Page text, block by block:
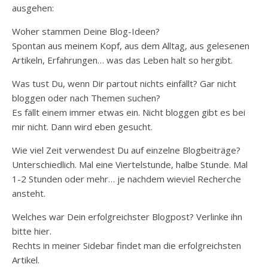
ausgehen:
Woher stammen Deine Blog-Ideen?
Spontan aus meinem Kopf, aus dem Alltag, aus gelesenen
Artikeln, Erfahrungen… was das Leben halt so hergibt.
Was tust Du, wenn Dir partout nichts einfällt? Gar nicht
bloggen oder nach Themen suchen?
Es fällt einem immer etwas ein. Nicht bloggen gibt es bei
mir nicht. Dann wird eben gesucht.
Wie viel Zeit verwendest Du auf einzelne Blogbeiträge?
Unterschiedlich. Mal eine Viertelstunde, halbe Stunde. Mal
1-2 Stunden oder mehr… je nachdem wieviel Recherche
ansteht.
Welches war Dein erfolgreichster Blogpost? Verlinke ihn
bitte hier.
Rechts in meiner Sidebar findet man die erfolgreichsten
Artikel.